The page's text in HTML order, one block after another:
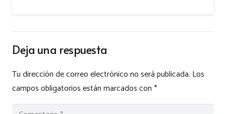
Deja una respuesta
Tu dirección de correo electrónico no será publicada. Los
campos obligatorios están marcados con*